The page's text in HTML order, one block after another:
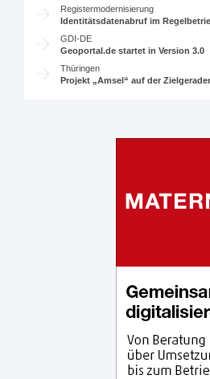
Registermodernisierung
Identitätsdatenabruf im
GDI-DE
Geoportal.de startet in Version 3.0
Thüringen
Projekt „Amsel“ auf der